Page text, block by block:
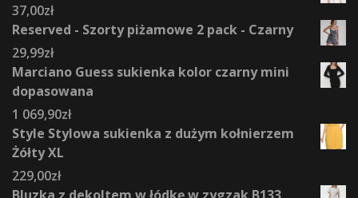
37,00zł
Reserved - Szorty piżamowe 2 pack - Czarny
29,99zł
Marciano Guess sukienka kolor czarny mini
dopasowana
1 069,90zł
Style Stylowa sukienka z dużym kołnierzem
Żółty XL
229,00zł